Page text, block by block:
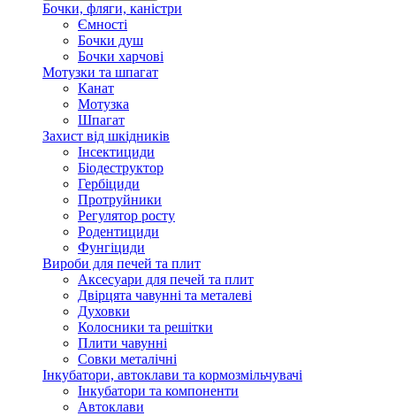
Бочки, фляги, каністри
Ємності
Бочки душ
Бочки харчові
Мотузки та шпагат
Канат
Мотузка
Шпагат
Захист від шкідників
Інсектициди
Біодеструктор
Гербіциди
Протруйники
Регулятор росту
Родентициди
Фунгіциди
Вироби для печей та плит
Аксесуари для печей та плит
Двірцята чавунні та металеві
Духовки
Колосники та решітки
Плити чавунні
Совки металічні
Інкубатори, автоклави та кормозмільчувачі
Інкубатори та компоненти
Автоклави